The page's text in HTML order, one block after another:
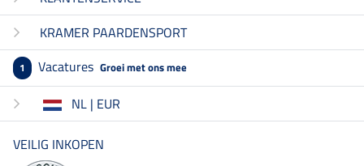
KRAMER PAARDENSPORT
1 Vacatures Groei met ons mee
NL | EUR
VEILIG INKOPEN